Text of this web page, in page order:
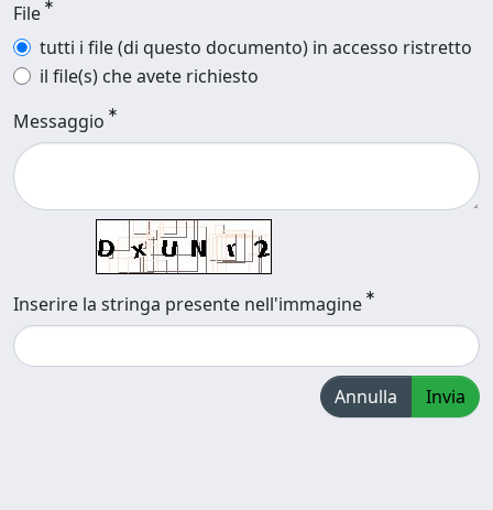
File
tutti i file (di questo documento) in accesso ristretto
il file(s) che avete richiesto
Messaggio
Inserire la stringa presente nell'immagine
Annulla Invia